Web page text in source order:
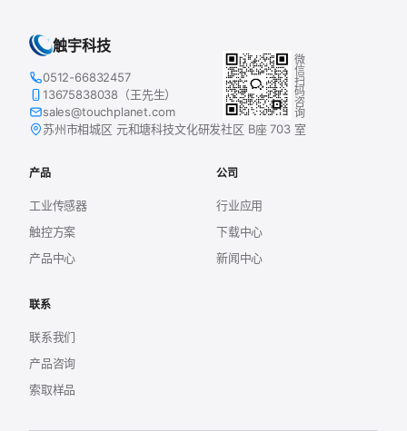
触宇科技
微信扫码咨询
0512-66832457
13675838038（王先生）
sales@touchplanet.com
苏州市相城区 元和塘科技文化研发社区 B座 703 室
产品
工业传感器
触控方案
产品中心
公司
行业应用
下载中心
新闻中心
联系
联系我们
产品咨询
索取样品